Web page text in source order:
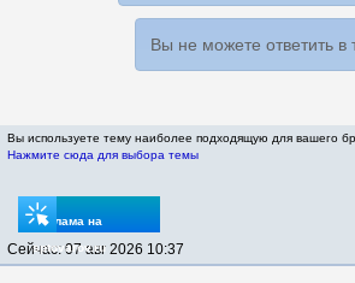
Вы не можете ответить в
Вы используете тему наиболее подходящую для вашего
Нажмите сюда для выбора темы
Реклама на
sptovarov.ru
Сейчас: 07 авг 2026 10:37